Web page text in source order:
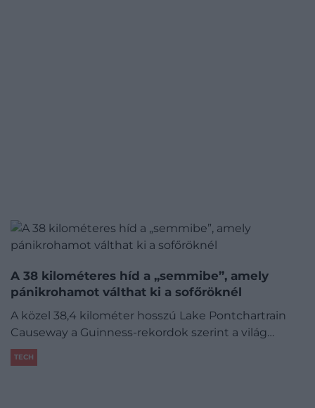
A 38 kilométeres híd a „semmibe”, amely
pánikrohamot válthat ki a sofőröknél
A közel 38,4 kilométer hosszú Lake Pontchartrain
Causeway a Guinness-rekordok szerint a világ…
TECH